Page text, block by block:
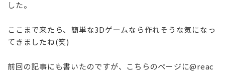
した。
ここまで来たら、簡単な3Dゲームなら作れそうな気になっ
てきましたね(笑)
前回の記事にも書いたのですが、こちらのページに@reac